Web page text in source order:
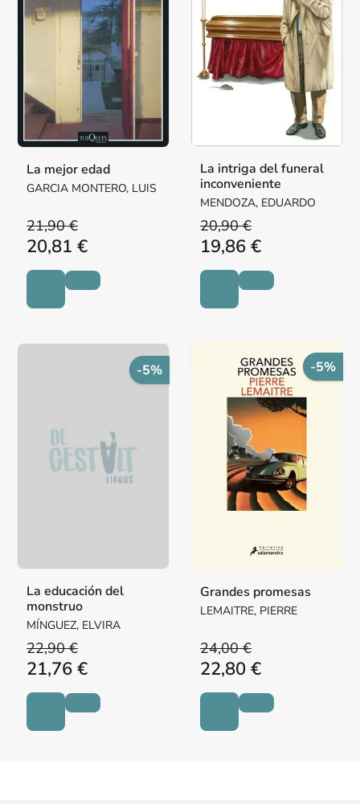
La mejor edad
GARCIA MONTERO, LUIS
21,90 €
20,81 €
La intriga del funeral
inconveniente
MENDOZA, EDUARDO
20,90 €
19,86 €
-5%
La educación del
monstruo
MÍNGUEZ, ELVIRA
22,90 €
21,76 €
-5%
Grandes promesas
LEMAITRE, PIERRE
24,00 €
22,80 €